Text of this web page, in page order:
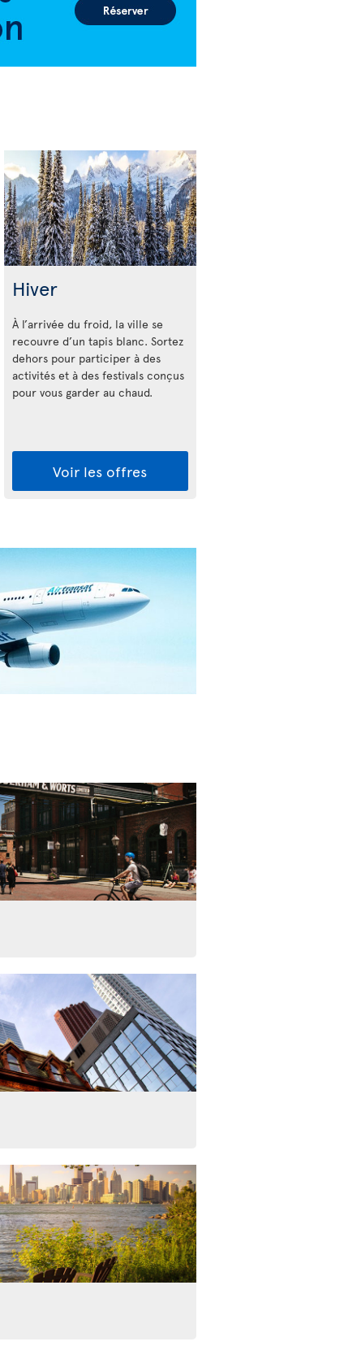
Hiver
À l’arrivée du froid, la ville se
recouvre d’un tapis blanc. Sortez
dehors pour participer à des
activités et à des festivals conçus
pour vous garder au chaud.
Voir les offres